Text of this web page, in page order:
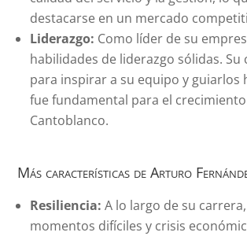
destacarse en un mercado
Liderazgo: Como líder de su
habilidades de liderazgo sólidas. Su
para inspirar a su equipo y guiarlos
fue fundamental para el
Cantoblanco.
Más características de Arturo
Resiliencia: A lo largo de su
momentos difíciles y crisis